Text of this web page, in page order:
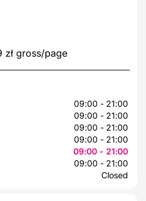
09:00 - 21:00
09:00 - 21:00
09:00 - 21:00
09:00 - 21:00
09:00 - 21:00
09:00 - 21:00
Closed
zł gross/page